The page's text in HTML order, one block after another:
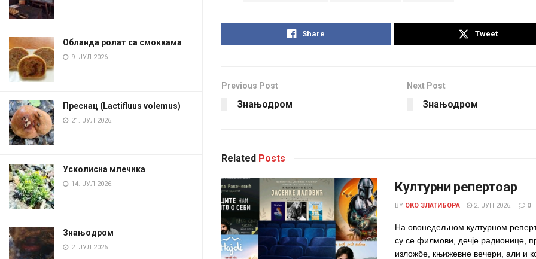
Обланда ролат са смоквама
9. ЈУЛ 2026.
Преснац (Lactifluus volemus)
21. ЈУЛ 2026.
Усколисна млечика
14. ЈУЛ 2026.
Знањодром
2. ЈУЛ 2026.
Share Tweet
Previous Post
Знањодром
Next Post
Знањодром
Related Posts
Културни репертоар
BY ОКО ЗЛАТИБОРА 2. ЈУН 2026. 0
На овонедељном културном
су се филмови, дечје радионице,
изложбе, књижевне вечери, али и